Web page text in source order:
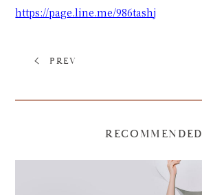
https://page.line.me/986tashj
PREV
RECOMMENDED